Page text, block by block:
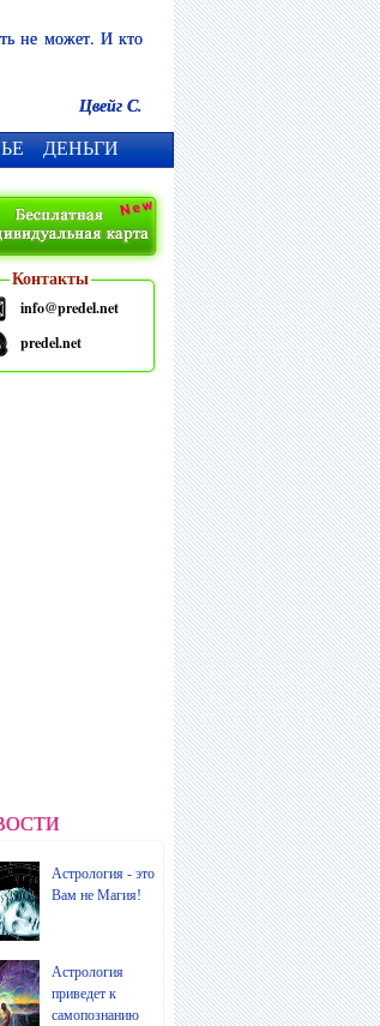
не может. И кто
Цвейг С.
ДЕНЬГИ
Контакты
info@predel.net
predel.net
Астрология - это
Вам не Магия!
Астрология
приведет к
самопознанию